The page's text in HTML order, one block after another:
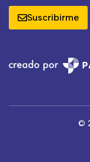
Suscribirme
©